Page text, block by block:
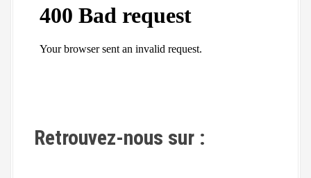
Retrouvez-nous sur :